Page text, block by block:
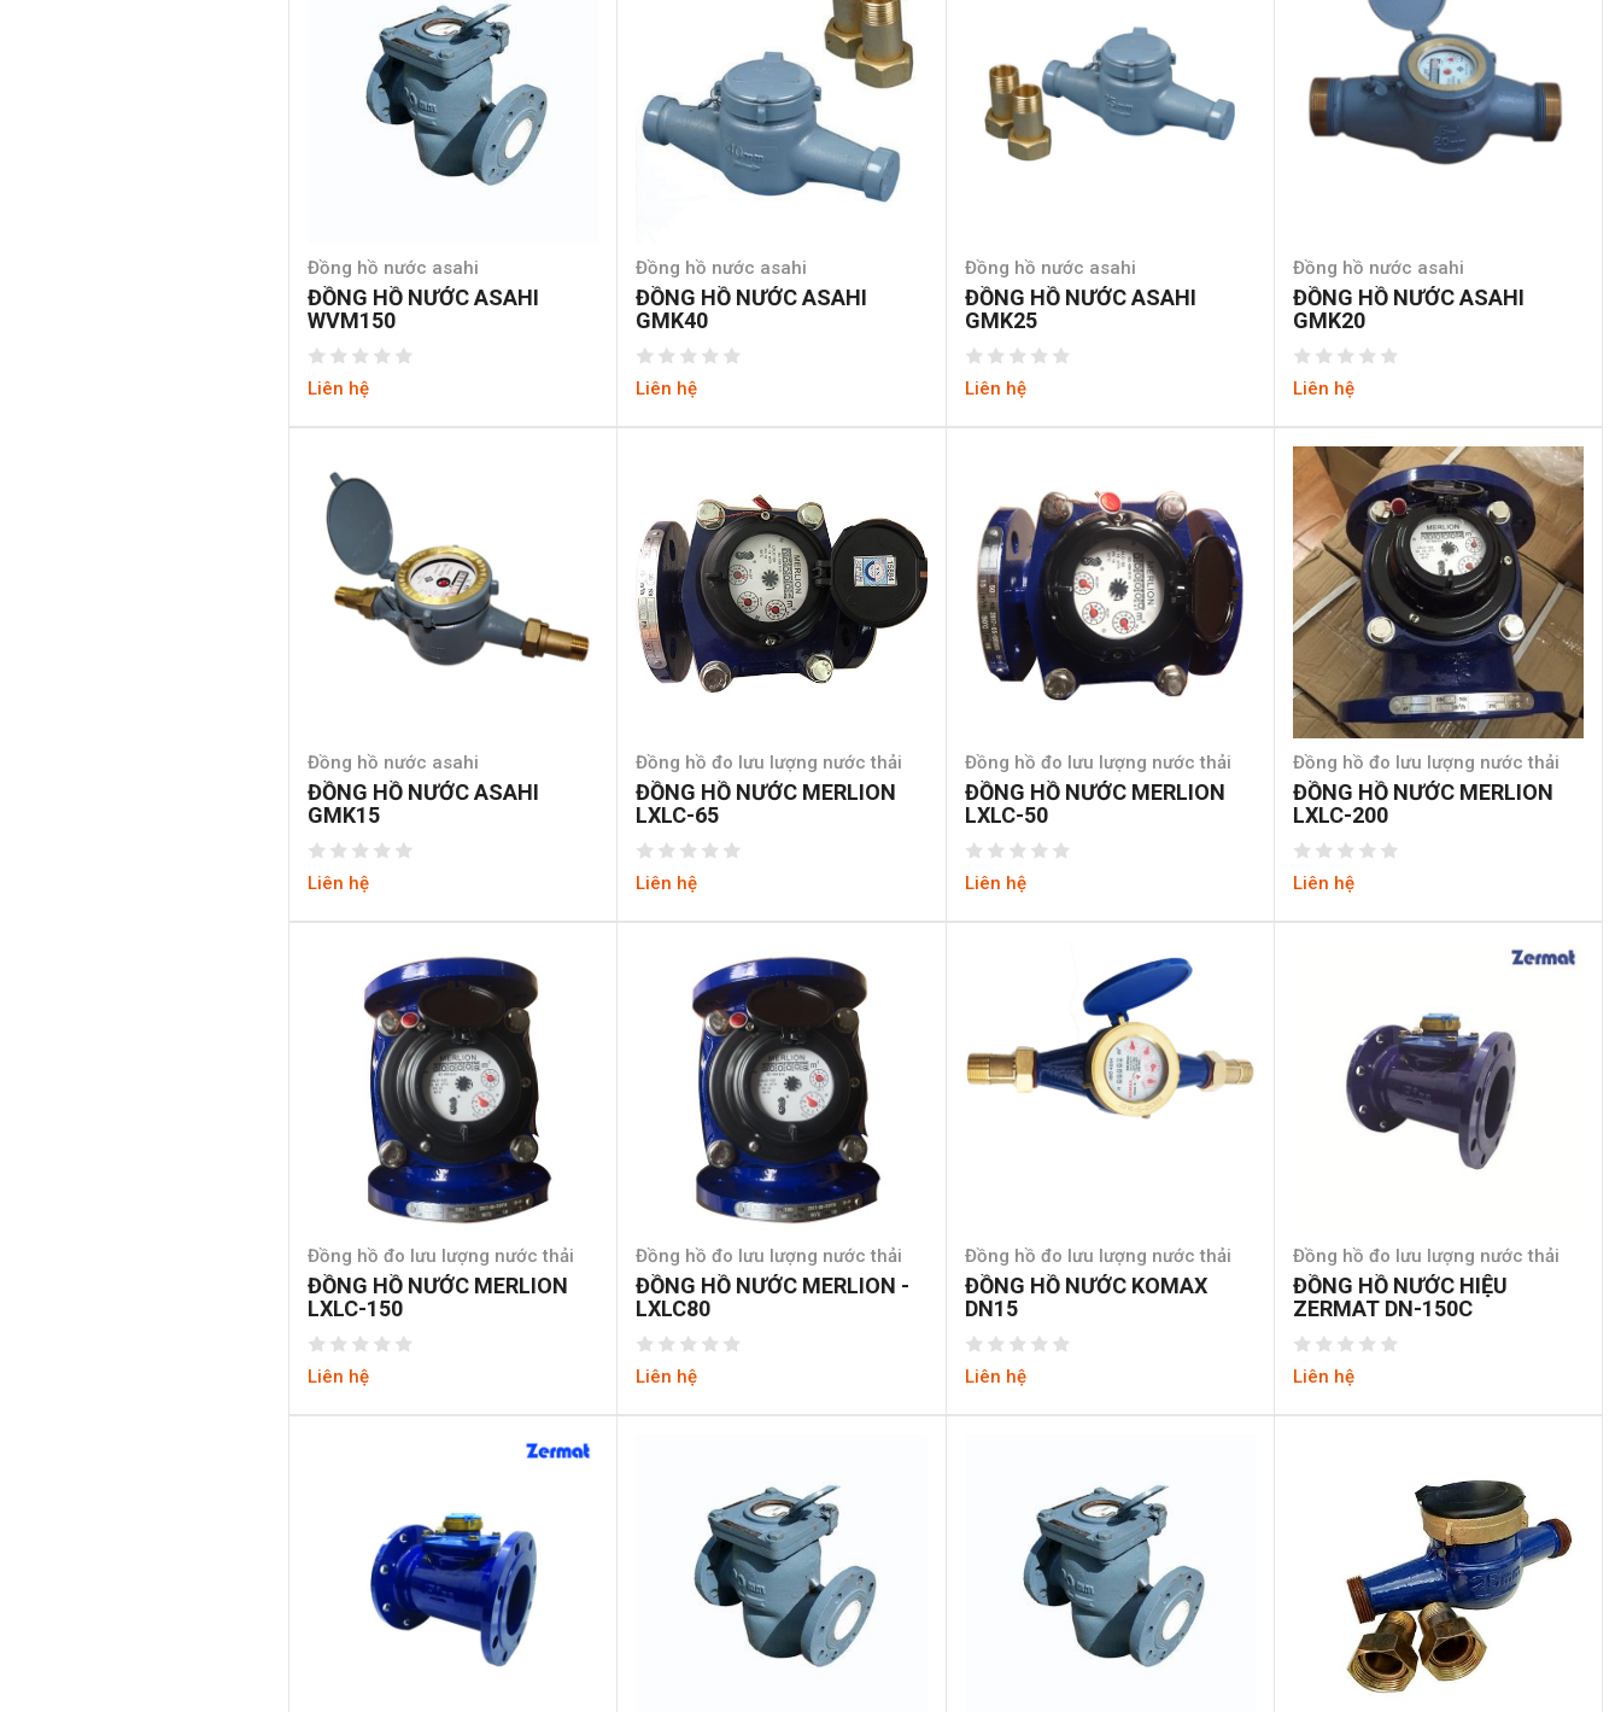
Đồng hồ nước asahi
ĐỒNG HỒ NƯỚC ASAHI
WVM150
Liên hệ
Đồng hồ nước asahi
ĐỒNG HỒ NƯỚC ASAHI
GMK40
Liên hệ
Đồng hồ nước asahi
ĐỒNG HỒ NƯỚC ASAHI
GMK25
Liên hệ
Đồng hồ nước asahi
ĐỒNG HỒ NƯỚC ASAHI
GMK20
Liên hệ
Đồng hồ nước asahi
ĐỒNG HỒ NƯỚC ASAHI
GMK15
Liên hệ
Đồng hồ đo lưu lượng nước thải
ĐỒNG HỒ NƯỚC MERLION
LXLC-65
Liên hệ
Đồng hồ đo lưu lượng nước thải
ĐỒNG HỒ NƯỚC MERLION
LXLC-50
Liên hệ
Đồng hồ đo lưu lượng nước thải
ĐỒNG HỒ NƯỚC MERLION
LXLC-200
Liên hệ
Đồng hồ đo lưu lượng nước thải
ĐỒNG HỒ NƯỚC MERLION
LXLC-150
Liên hệ
Đồng hồ đo lưu lượng nước thải
ĐỒNG HỒ NƯỚC MERLION -
LXLC80
Liên hệ
Đồng hồ đo lưu lượng nước thải
ĐỒNG HỒ NƯỚC KOMAX
DN15
Liên hệ
Đồng hồ đo lưu lượng nước thải
ĐỒNG HỒ NƯỚC HIỆU
ZERMAT DN-150C
Liên hệ